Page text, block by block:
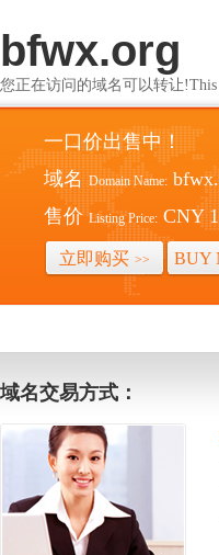
bfwx.org
您正在访问的域名可以转让!This
一口价出售中！
域名 Domain Name:
售价 Listing Price: CNY
立即购买 >> BUY
域名交易方式：